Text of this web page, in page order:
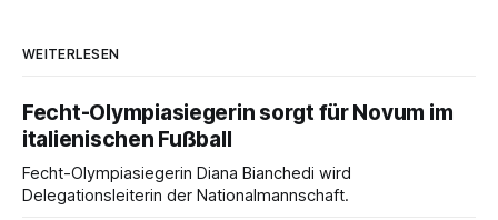
WEITERLESEN
Fecht-Olympiasiegerin sorgt für Novum im
italienischen Fußball
Fecht-Olympiasiegerin Diana Bianchedi wird
Delegationsleiterin der Nationalmannschaft.